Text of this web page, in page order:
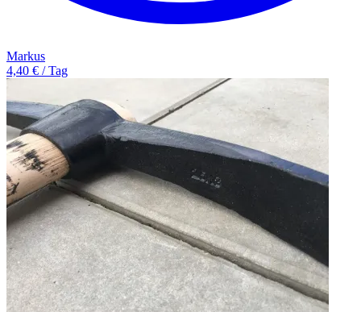
Markus
4,40 € / Tag